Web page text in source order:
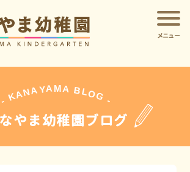
メニュー
- KANAYA MA BLOG -
やま幼稚園ブログ